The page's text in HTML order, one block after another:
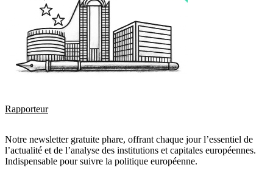
Rapporteur
Notre newsletter gratuite phare, offrant chaque jour l’essentiel de
l’actualité et de l’analyse des institutions et capitales européennes.
Indispensable pour suivre la politique européenne.